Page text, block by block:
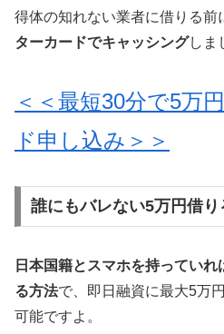
得体の知れない業者に借りる前
ターカードでキャッシングしま
＜＜最短30分で5万
ド申し込み＞＞
誰にもバレない5万円借り
日本国籍とスマホを持ってい
る方法で、即日融資に最大5万
可能ですよ。